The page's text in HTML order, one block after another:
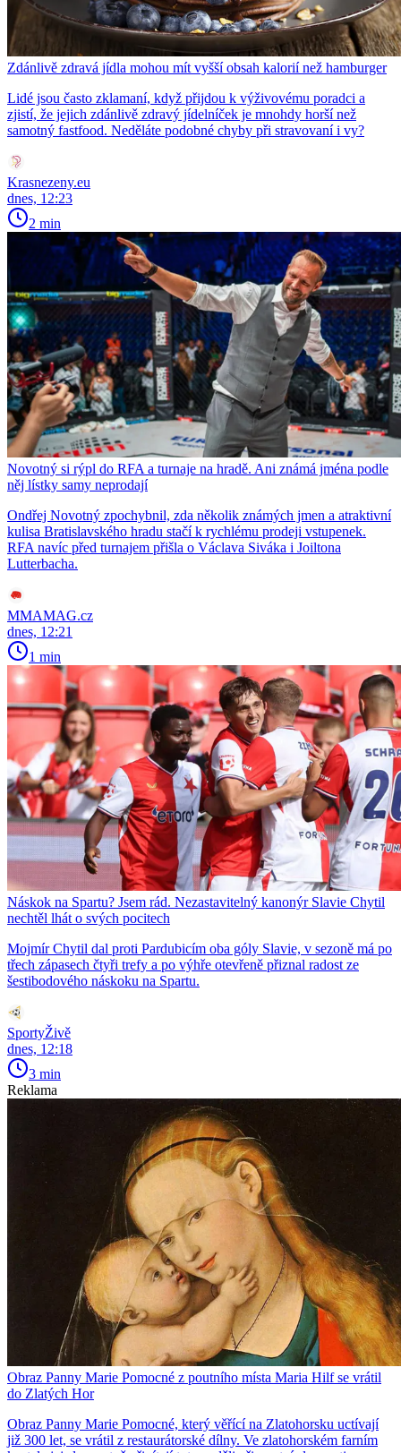
Zdánlivě zdravá jídla mohou mít vyšší obsah kalorií než hamburger
Lidé jsou často zklamaní, když přijdou k výživovému poradci a
zjistí, že jejich zdánlivě zdravý jídelníček je mnohdy horší než
samotný fastfood. Neděláte podobné chyby při stravovaní i vy?
Krasnezeny.eu
dnes, 12:23
2 min
Novotný si rýpl do RFA a turnaje na hradě. Ani známá jména podle
něj lístky samy neprodají
Ondřej Novotný zpochybnil, zda několik známých jmen a atraktivní
kulisa Bratislavského hradu stačí k rychlému prodeji vstupenek.
RFA navíc před turnajem přišla o Václava Siváka i Joiltona
Lutterbacha.
MMAMAG.cz
dnes, 12:21
1 min
Náskok na Spartu? Jsem rád. Nezastavitelný kanonýr Slavie Chytil
nechtěl lhát o svých pocitech
Mojmír Chytil dal proti Pardubicím oba góly Slavie, v sezoně má po
třech zápasech čtyři trefy a po výhře otevřeně přiznal radost ze
šestibodového náskoku na Spartu.
SportyŽivě
dnes, 12:18
3 min
Reklama
Obraz Panny Marie Pomocné z poutního místa Maria Hilf se vrátil
do Zlatých Hor
Obraz Panny Marie Pomocné, který věřící na Zlatohorsku uctívají
již 300 let, se vrátil z restaurátorské dílny. Ve zlatohorském farním